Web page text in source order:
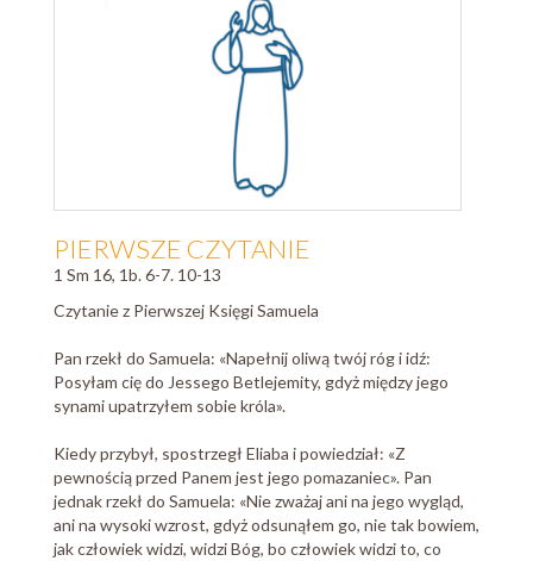
PIERWSZE CZYTANIE
1 Sm 16, 1b. 6-7. 10-13
Czytanie z Pierwszej Księgi Samuela
Pan rzekł do Samuela: «Napełnij oliwą twój róg i idź:
Posyłam cię do Jessego Betlejemity, gdyż między jego
synami upatrzyłem sobie króla».
Kiedy przybył, spostrzegł Eliaba i powiedział: «Z
pewnością przed Panem jest jego pomazaniec». Pan
jednak rzekł do Samuela: «Nie zważaj ani na jego wygląd,
ani na wysoki wzrost, gdyż odsunąłem go, nie tak bowiem,
jak człowiek widzi, widzi Bóg, bo człowiek widzi to, co